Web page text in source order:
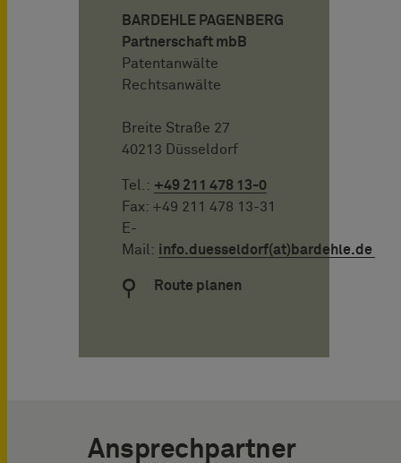
BARDEHLE PAGENBERG
Partnerschaft mbB
Patentanwälte
Rechtsanwälte
Breite Straße 27
40213 Düsseldorf
Tel.: +49 211 478 13-0
Fax: +49 211 478 13-31
E-
Mail: info.duesseldorf(at)bardehle.de
Route planen
Ansprechpartner